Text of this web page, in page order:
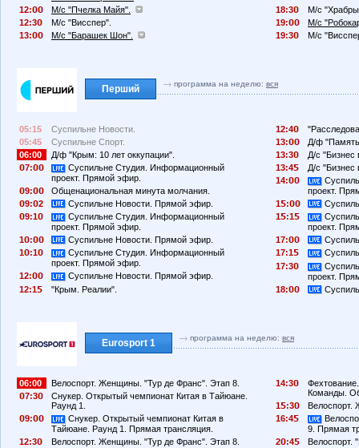
12:
М/с "Пчелка Майя".
12:3
М/с "Висспер".
13:
М/с "Барашек Шон".
18:3
М/с
19:
М/с
19:3
М/с
Перший программа на неделю: вся
05:15
Суспильне Новости.
05:45
Суспильне Спорт.
06:00
Д/ф "Крым: 10 лет оккупации".
7:
Суспильне Студия. Информационный
проект. Прямой эфир.
9:
Общенациональная минута молчания.
9:
2
Суспильне Новости. Прямой эфир.
9:1
Суспильне Студия. Информационный
проект. Прямой эфир.
1
:
Суспильне Новости. Прямой эфир.
1
:1
Суспильне Студия. Информационный
проект. Прямой эфир.
12:
Суспильне Новости. Прямой эфир.
12:1
"Крым. Реалии".
12:4
13:
Д/ф
13:3
Д/с "Бизнес
13:4
Д/с "Бизнес
14:
проект.
1
:
1
:1
проект.
17:
17:1
17:3
проект.
18:
Eurosport 1 программа на неделю: вся
06:00
Велоспорт. Женщины. "Тур де Франс". Этап 8.
7:3
Снукер. Открытый чемпионат Китая в Тайюане.
Раунд 1.
9:
Снукер. Открытый чемпионат Китая в
Тайюане. Раунд 1. Прямая трансляция.
12:3
Велоспорт. Женщины. "Тур де Франс". Этап 8.
14:3
Команды.
1
:3
16:4
9. Прямая
2
:4
Велоспорт.